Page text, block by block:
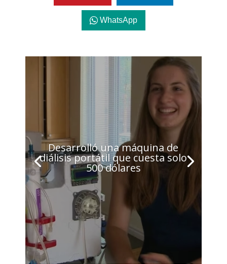
WhatsApp
Desarrolló una máquina de
diálisis portátil que cuesta solo
500 dólares